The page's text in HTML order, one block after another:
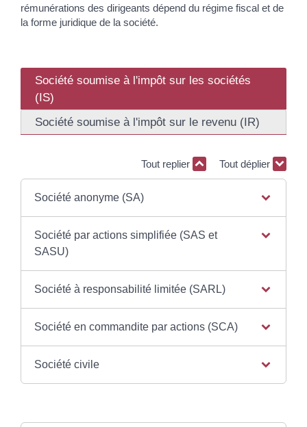
rémunérations des dirigeants dépend du régime fiscal et de
la forme juridique de la société.
Société soumise à l'impôt sur les sociétés
(IS)
Société soumise à l'impôt sur le revenu (IR)
Tout replier Tout déplier
Société anonyme (SA)
Société par actions simplifiée (SAS et
SASU)
Société à responsabilité limitée (SARL)
Société en commandite par actions (SCA)
Société civile